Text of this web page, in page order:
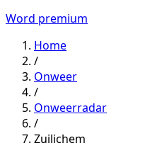
Word premium
Home
/
Onweer
/
Onweerradar
/
Zuilichem